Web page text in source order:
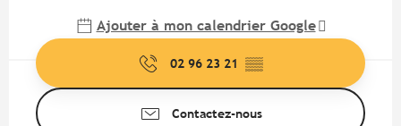
Ajouter à mon calendrier Google
02 96 23 21 ▒▒
Contactez-nous